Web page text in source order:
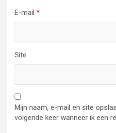
E-mail *
Site
Mijn naam, e-mail en site
volgende keer wanneer ik een